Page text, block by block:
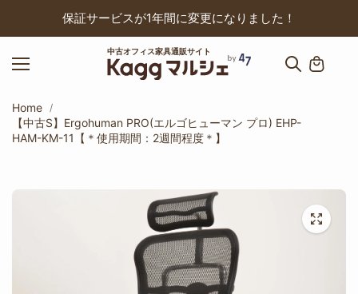
保証サービスが1年間に変更になりました！
中古オフィス家具通販サイト
Home
【中古S】Ergohuman PRO(エルゴヒューマン プロ) EHP-
HAM-KM-11【＊使用期間：2週間程度＊】